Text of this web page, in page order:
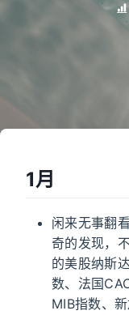
1月
闲来无事翻
奇的发现，
的美股纳斯
数、法国
MIB指数、